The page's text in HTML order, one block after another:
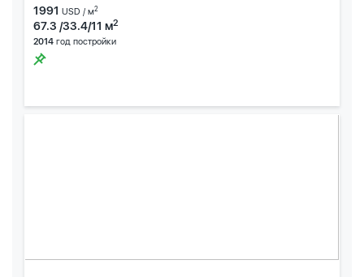
1991 USD / м2
67.3 /33.4/11 м2
2014 год постройки